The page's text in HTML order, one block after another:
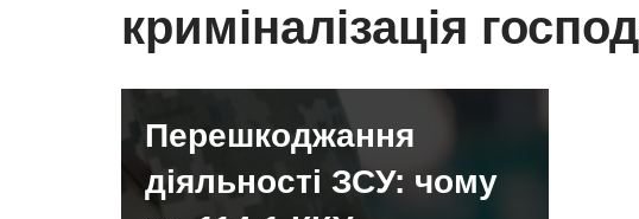
криміналізація
Перешкоджання
діяльності ЗСУ: чому